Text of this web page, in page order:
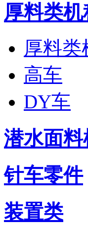
厚料类机
厚料类
高车
DY车
潜水面料
针车零件
装置类